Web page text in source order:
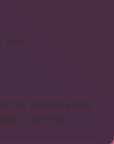
Bırak
heceegitim.com.tr
Sitemap